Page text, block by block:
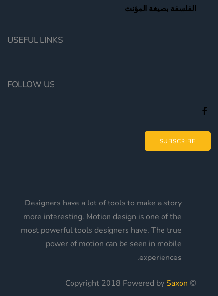
Designers have a lot of tools to make a story
more interesting. Motion design is one of the
most powerful tools designers have. The true
power of motion can be seen in mobile
experiences.
© Copyright 2018 Powered by
Saxon
الفلسفة بصيغة المؤنث
USEFUL LINKS
FOLLOW US
SUBSCRIBE